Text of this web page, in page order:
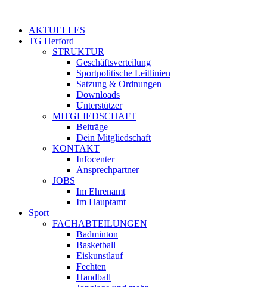
springenAKTUELLES
TG Herford
STRUKTUR
Geschäftsverteilung
Sportpolitische Leitlinien
Satzung & Ordnungen
Downloads
Unterstützer
MITGLIEDSCHAFT
Beiträge
Dein Mitgliedschaft
KONTAKT
Infocenter
Ansprechpartner
JOBS
Im Ehrenamt
Im Hauptamt
Sport
FACHABTEILUNGEN
Badminton
Basketball
Eiskunstlauf
Fechten
Handball